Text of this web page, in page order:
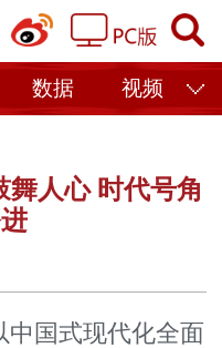
数据 视频
人心 时代号角
国式现代化全面